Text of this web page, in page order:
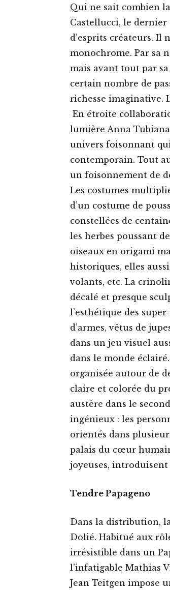
Qui ne sait combien
Castellucci, le
d’esprits créateurs. Il
monochrome. Par sa
mais avant tout par
certain nombre de
richesse imaginative.
En étroite
lumière Anna
univers foisonnant
contemporain. Tout
un foisonnement de
Les costumes
d’un costume de
constellées de
les herbes poussant
oiseaux en origami
historiques, elles
volants, etc. La
décalé et presque
l’esthétique des
d’armes, vêtus de
dans un jeu visuel
dans le monde
organisée autour de
claire et colorée du
austère dans le
ingénieux : les
orientés dans
palais du cœur
joyeuses,
Tendre Papageno
Dans la distribution,
Dolié. Habitué aux
irrésistible dans un
l’infatigable Mathias
Jean Teitgen impose